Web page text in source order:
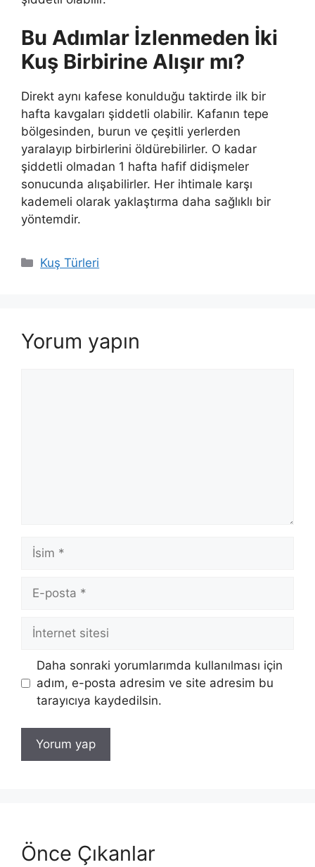
Bu Adımlar İzlenmeden İki
Kuş Birbirine Alışır mı?
Direkt aynı kafese konulduğu taktirde ilk bir
hafta kavgaları şiddetli olabilir. Kafanın tepe
bölgesinden, burun ve çeşitli yerlerden
yaralayıp birbirlerini öldürebilirler. O kadar
şiddetli olmadan 1 hafta hafif didişmeler
sonucunda alışabilirler. Her ihtimale karşı
kademeli olarak yaklaştırma daha sağlıklı bir
yöntemdir.
Kategoriler
Kuş Türleri
Yorum yapın
İsim
posta
İnternet
Daha sonraki yorumlarımda kullanılması için
adım, e-posta adresim ve site adresim bu
tarayıcıya kaydedilsin.
Önce Çıkanlar